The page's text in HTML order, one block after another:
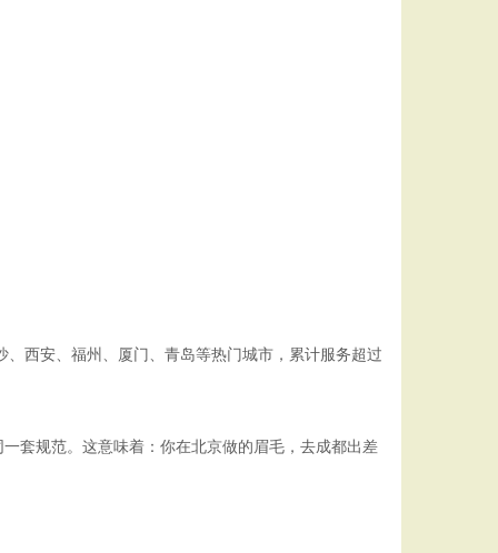
西安、福州、厦门、青岛等热门城市，累计服务超过
套规范。这意味着：你在北京做的眉毛，去成都出差